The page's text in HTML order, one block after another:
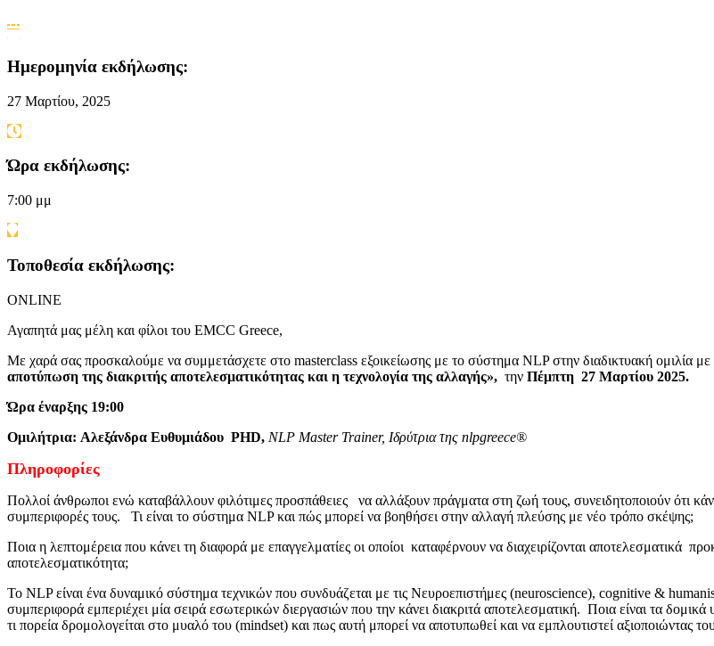
Ημερομηνία εκδήλωσης:
27 Μαρτίου, 2025
Ώρα εκδήλωσης:
7:00 μμ
Τοποθεσία εκδήλωσης:
ONLINE
Αγαπητά μας μέλη και φίλοι του EMCC Greece,
Με χαρά σας προσκαλούμε να συμμετάσχετε στο masterclass εξοικείωσης με το σύστημα NLP στην διαδικτυακή ομιλία με
αποτύπωση της διακριτής αποτελεσματικότητας και η τεχνολογία της αλλαγής», την Πέμπτη 27 Μαρτίου 2025.
Ώρα έναρξης 19:00
Ομιλήτρια: Αλεξάνδρα Ευθυμιάδου PHD, NLP Master Trainer, Ιδρύτρια της nlpgreece®
Πληροφορίες
Πολλοί άνθρωποι ενώ καταβάλλουν φιλότιμες προσπάθειες να αλλάξουν πράγματα στη ζωή τους, συνειδητοποιούν ότι
συμπεριφορές τους. Τι είναι το σύστημα NLP και πώς μπορεί να βοηθήσει στην αλλαγή πλεύσης με νέο τρόπο σκέψης;
Ποια η λεπτομέρεια που κάνει τη διαφορά με επαγγελματίες οι οποίοι καταφέρνουν να διαχειρίζονται αποτελεσματικά
αποτελεσματικότητα;
Το ‎ΝLP είναι ένα δυναμικό σύστημα τεχνικών που συνδυάζεται με τις ‎Νευροεπιστήμες (neuroscience), cognitive &
συμπεριφορά εμπεριέχει μία σειρά εσωτερικών διεργασιών που την κάνει διακριτά αποτελεσματική. Ποια είναι τα
τι πορεία δρομολογείται στο μυαλό του (mindset) και πως αυτή μπορεί να αποτυπωθεί και να εμπλουτιστεί αξιοποιώντας